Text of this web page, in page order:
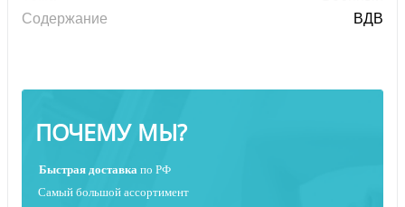
Содержание
ВДВ
ПОЧЕМУ МЫ?
Быстрая доставка по РФ
Самый большой ассортимент